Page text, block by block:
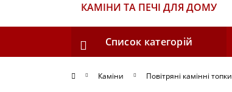
КАМІНИ ТА ПЕЧІ ДЛЯ ДОМУ
Список категорій
Каміни Повітряні камінні топки